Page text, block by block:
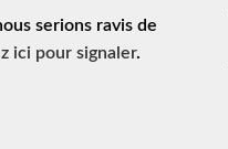
serions ravis de
ici pour signaler.